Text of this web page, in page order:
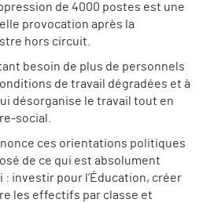
de 4000 postes est une
provocation après la
hors circuit.
besoin de plus de personnels
de travail dégradées et à
désorganise le travail tout en
social.
ces orientations politiques
de ce qui est absolument
: investir pour l’Éducation, créer
les effectifs par classe et